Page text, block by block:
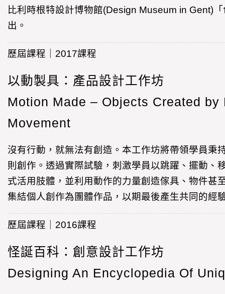
比利時根特設計博物館(Design Museum in Gent)
出。
歷屆課程｜2017課程
以動製具：產品設計工作坊
Motion Made – Objects Created by
Movement
沒有行動，就無法有創造。本工作坊將帶領學員秉
則創作。透過實際試驗，刺激學員以跳躍、擺動、
式活用肢體，並利用動作的力量創造傢具、物件甚
集結個人創作為團體作品，以期最後產生共同的經
歷屆課程｜2016課程
怪誕百科：創意設計工作坊
Designing An Encyclopedia Of